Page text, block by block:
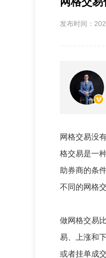
发布时间：
网格交易没
格交易是一
助券商的条
不同的网格
做网格交易
易、上涨和
或者挂单成